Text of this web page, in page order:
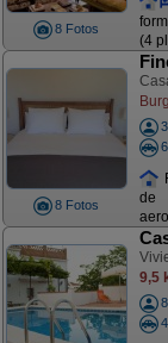
8 Fotos
(4
8 Fotos
de
9,5